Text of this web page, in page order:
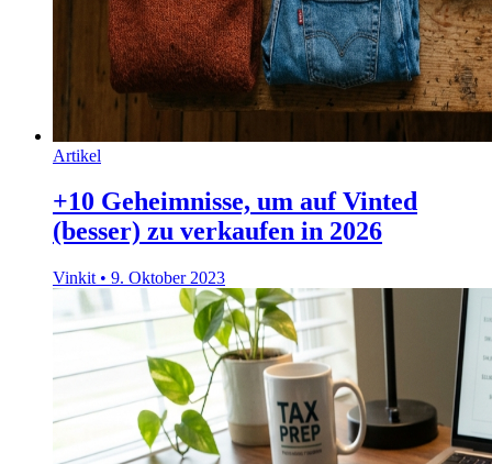
Artikel
+10 Geheimnisse, um auf Vinted
(besser) zu verkaufen in 2026
Vinkit • 9. Oktober 2023